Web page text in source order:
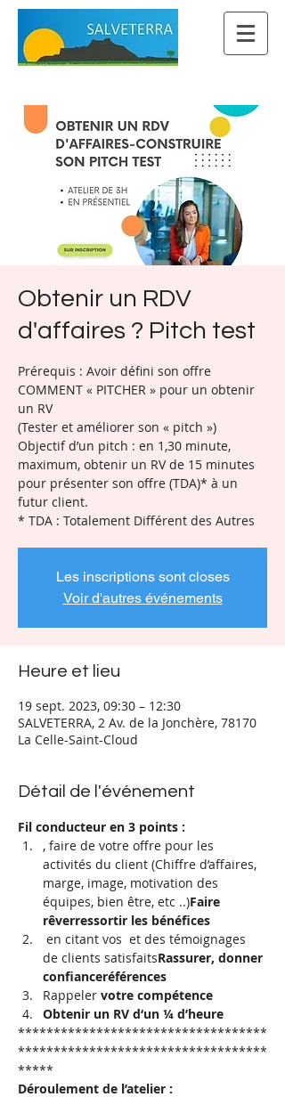
Obtenir un RDV
d'affaires ? Pitch test
Prérequis : Avoir défini son offre
COMMENT « PITCHER » pour un obtenir
un RV
(Tester et améliorer son « pitch »)
Objectif d’un pitch : en 1,30 minute,
maximum, obtenir un RV de 15 minutes
pour présenter son offre (TDA)* à un
futur client.
* TDA : Totalement Différent des Autres
Les inscriptions sont closes
Voir d'autres événements
Heure et lieu
19 sept. 2023, 09:30 – 12:30
SALVETERRA, 2 Av. de la Jonchère, 78170
La Celle-Saint-Cloud
Détail de l'événement
Fil conducteur en 3 points :
, faire de votre offre pour les
activités du client (Chiffre d’affaires,
marge, image, motivation des
équipes, bien être, etc ..)Faire
rêverressortir les bénéfices
en citant vos et des témoignages
de clients satisfaitsRassurer, donner
confianceréférences
Rappeler votre compétence
Obtenir un RV d‘un ¼ d’heure
***********************************
***********************************
*****
Déroulement de l’atelier :